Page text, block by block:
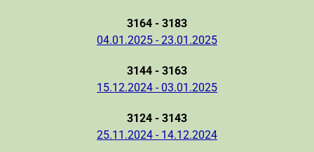
3164 - 3183
04.01.2025 - 23.01.2025
3144 - 3163
15.12.2024 - 03.01.2025
3124 - 3143
25.11.2024 - 14.12.2024